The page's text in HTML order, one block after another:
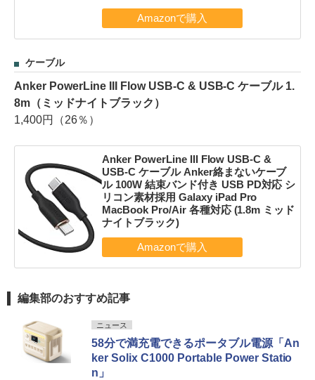
ケーブル
Anker PowerLine III Flow USB-C & USB-C ケーブル 1.
8m（ミッドナイトブラック）
1,400円（26％）
Anker PowerLine III Flow USB-C &
USB-C ケーブル Anker絡まないケーブ
ル 100W 結束バンド付き USB PD対応 シ
リコン素材採用 Galaxy iPad Pro
MacBook Pro/Air 各種対応 (1.8m ミッド
ナイトブラック)
編集部のおすすめ記事
ニュース
58分で満充電できるポータブル電源「An
ker Solix C1000 Portable Power Statio
n」